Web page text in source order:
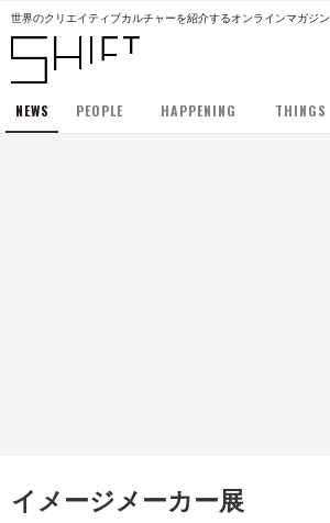
世界のクリエイティブカルチャーを紹介するオンラインマガジン
NEWS PEOPLE HAPPENING THINGS
イメージメーカー展